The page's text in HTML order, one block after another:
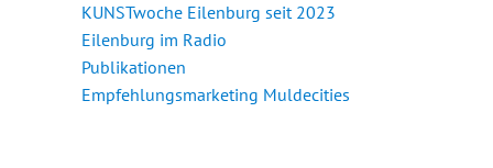
KUNSTwoche Eilenburg seit 2023
Eilenburg im Radio
Publikationen
Empfehlungsmarketing Muldecities